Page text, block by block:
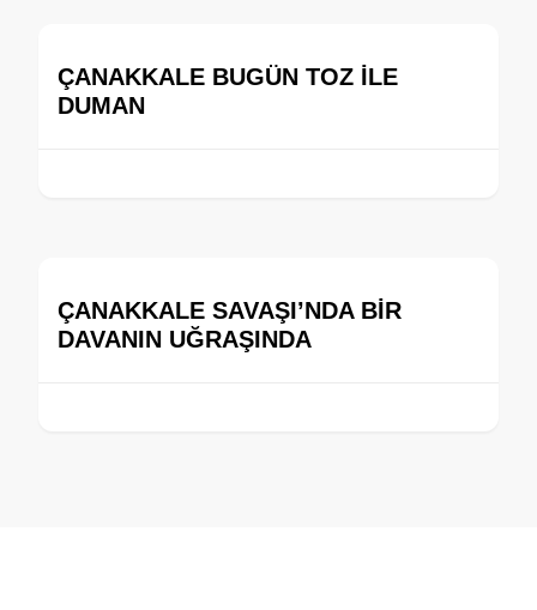
ÇANAKKALE BUGÜN TOZ İLE
DUMAN
ÇANAKKALE SAVAŞI’NDA BİR
DAVANIN UĞRAŞINDA